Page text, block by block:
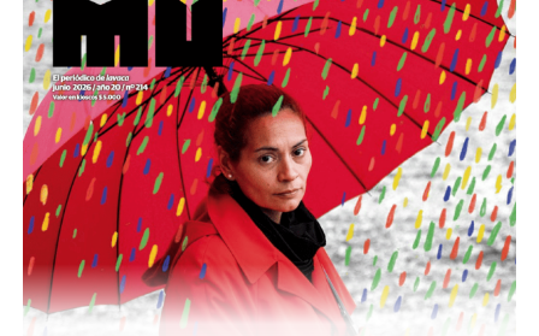
Este número 215 de MU ☝️viene con doble tapa, que
podría ser una frase:
Sin chamuyo, a remarla.
Descargar la Mu en PDF